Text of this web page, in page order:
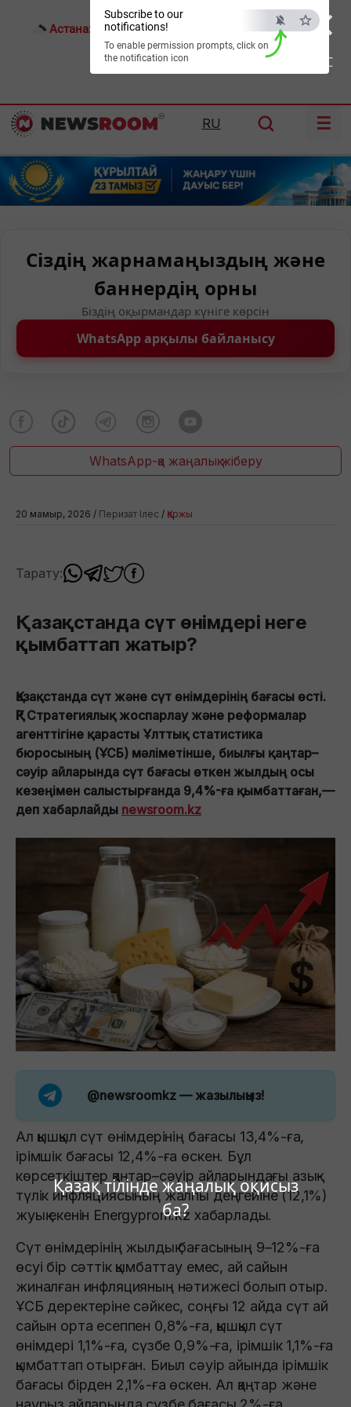
×
ESC
Қазақ тілінде жаңалық оқисыз
ба?
Subscribe to our
notifications!
To enable permission prompts, click on
the notification icon
Астана: 22°C Алматы: Шымкент:30°C
RU ☰
Сіздің жарнамаңыздың және
баннердің орны
Біздің оқырмандар күніге көрсін
WhatsApp арқылы байланысу
WhatsApp-қа жаңалық жіберу
20 мамыр, 2026 / Перизат Ілес / Қаржы
Тарату:
Қазақстанда сүт өнімдері неге
қымбаттап жатыр?
Қазақстанда сүт және сүт өнімдерінің бағасы өсті.
ҚР Стратегиялық жоспарлау және реформалар
агенттігіне қарасты Ұлттық статистика
бюросының (ҰСБ) мәліметінше, биылғы қаңтар–
сәуір айларында сүт бағасы өткен жылдың осы
кезеңімен салыстырғанда 9,4%-ға қымбаттаған,—
деп хабарлайды newsroom.kz
@newsroomkz — жазылыңыз!
Ал қышқыл сүт өнімдерінің бағасы 13,4%-ға,
ірімшік бағасы 12,4%-ға өскен. Бұл
көрсеткіштер қаңтар–сәуір айларындағы азық-
түлік инфляциясының жалпы деңгейіне (12,1%)
жуық екенін Energyprom.kz хабарлады.
Сүт өнімдерінің жылдық бағасының 9–12%-ға
өсуі бір сәттік қымбаттау емес, ай сайын
жиналған инфляцияның нәтижесі болып отыр.
ҰСБ деректеріне сәйкес, соңғы 12 айда сүт ай
сайын орта есеппен 0,8%-ға, қышқыл сүт
өнімдері 1,1%-ға, сүзбе 0,9%-ға, ірімшік 1,1%-ға
қымбаттап отырған. Биыл сәуір айында ірімшік
бағасы бірден 2,1%-ға өскен. Ал қаңтар және